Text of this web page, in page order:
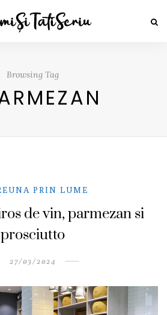
Browsing Tag
PRIN LUME
de vin, parmezan si
prosciutto
27/03/2024